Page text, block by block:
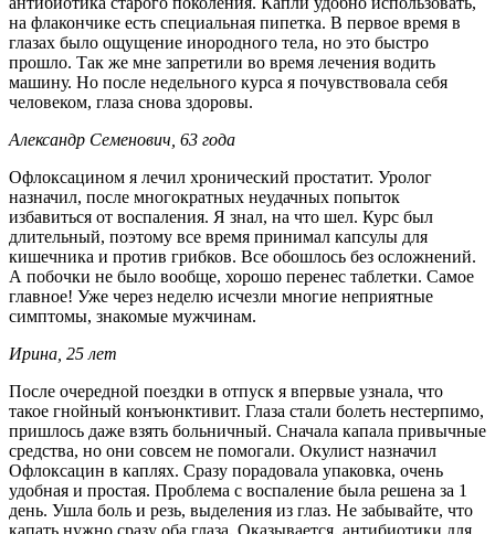
на флакончике есть специальная пипетка. В первое время в
глазах было ощущение инородного тела, но это быстро
прошло. Так же мне запретили во время лечения водить
машину. Но после недельного курса я почувствовала себя
человеком, глаза снова здоровы.
Александр Семенович, 63 года
Офлоксацином я лечил хронический простатит. Уролог
назначил, после многократных неудачных попыток
избавиться от воспаления. Я знал, на что шел. Курс был
длительный, поэтому все время принимал капсулы для
кишечника и против грибков. Все обошлось без осложнений.
А побочки не было вообще, хорошо перенес таблетки. Самое
главное! Уже через неделю исчезли многие неприятные
симптомы, знакомые мужчинам.
Ирина, 25 лет
После очередной поездки в отпуск я впервые узнала, что
такое гнойный конъюнктивит. Глаза стали болеть нестерпимо,
пришлось даже взять больничный. Сначала капала привычные
средства, но они совсем не помогали. Окулист назначил
Офлоксацин в каплях. Сразу порадовала упаковка, очень
удобная и простая. Проблема с воспаление была решена за 1
день. Ушла боль и резь, выделения из глаз. Не забывайте, что